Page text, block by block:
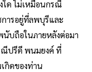
ใด ไม่เหมือนกรณี
ารอยู่ที่ลพบุรีและ
นับถือในภายหลังต่อมา
ณีปรีดี พนมยงค์ ที่
กิดของท่าน